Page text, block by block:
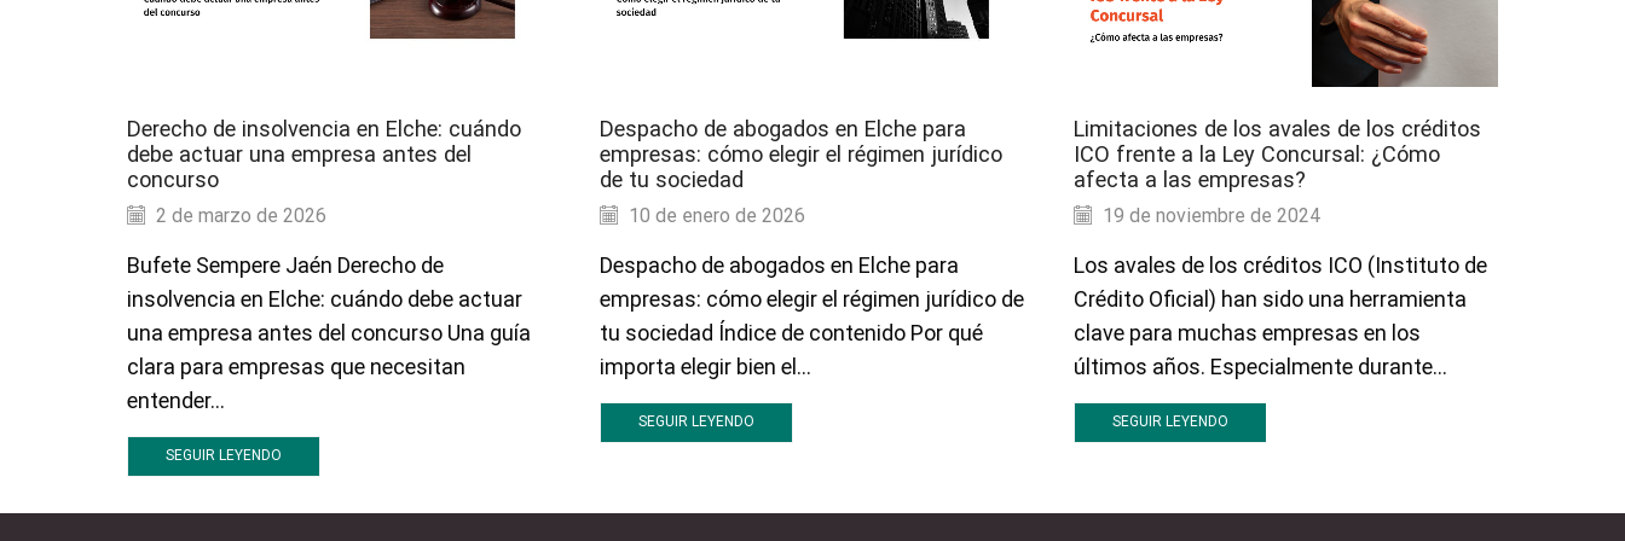
Derecho de insolvencia en Elche: cuándo
debe actuar una empresa antes del
concurso
2 de marzo de 2026
Bufete Sempere Jaén Derecho de
insolvencia en Elche: cuándo debe actuar
una empresa antes del concurso Una guía
clara para empresas que necesitan
entender...
SEGUIR LEYENDO
Despacho de abogados en Elche para
empresas: cómo elegir el régimen jurídico
de tu sociedad
10 de enero de 2026
Despacho de abogados en Elche para
empresas: cómo elegir el régimen jurídico de
tu sociedad Índice de contenido Por qué
importa elegir bien el...
SEGUIR LEYENDO
Limitaciones de los avales de los créditos
ICO frente a la Ley Concursal: ¿Cómo
afecta a las empresas?
19 de noviembre de 2024
Los avales de los créditos ICO (Instituto de
Crédito Oficial) han sido una herramienta
clave para muchas empresas en los
últimos años. Especialmente durante...
SEGUIR LEYENDO